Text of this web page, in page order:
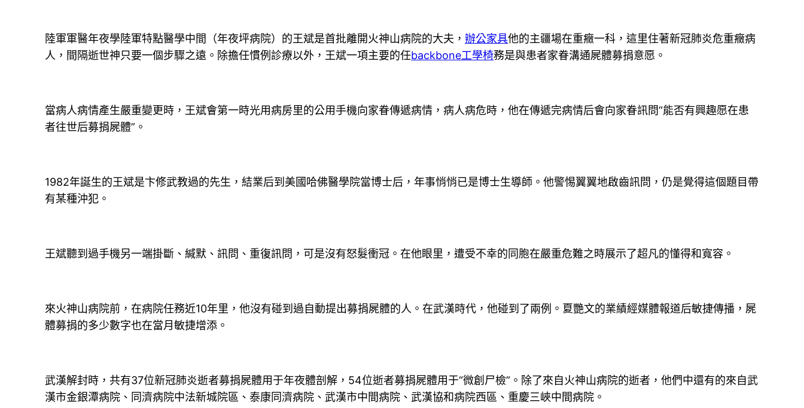
陸軍軍醫年夜學陸軍特點醫學中間（年夜坪病院）的王斌是首批離開火神山病院的大夫，辦公家具他的主疆場在重癥一科，這里住著新冠肺炎危重癥病
人，間隔逝世神只要一個步驟之遠。除擔任慣例診療以外，王斌一項主要的任backbone工學椅務是與患者家眷溝通屍體募捐意愿。
當病人病情產生嚴重變更時，王斌會第一時光用病房里的公用手機向家眷傳遞病情，病人病危時，他在傳遞完病情后會向家眷訊問“能否有興趣愿在患
者往世后募捐屍體”。
1982年誕生的王斌是卞修武教過的先生，結業后到美國哈佛醫學院當博士后，年事悄悄已是博士生導師。他警惕翼翼地啟齒訊問，仍是覺得這個題目帶
有某種沖犯。
王斌聽到過手機另一端掛斷、緘默、訊問、重復訊問，可是沒有怒髮衝冠。在他眼里，遭受不幸的同胞在嚴重危難之時展示了超凡的懂得和寬容。
來火神山病院前，在病院任務近10年里，他沒有碰到過自動提出募捐屍體的人。在武漢時代，他碰到了兩例。夏艷文的業績經媒體報道后敏捷傳播，屍
體募捐的多少數字也在當月敏捷增添。
武漢解封時，共有37位新冠肺炎逝者募捐屍體用于年夜體剖解，54位逝者募捐屍體用于“微創尸檢”。除了來自火神山病院的逝者，他們中還有的來自武
漢市金銀潭病院、同濟病院中法新城院區、泰康同濟病院、武漢市中間病院、武漢協和病院西區、重慶三峽中間病院。